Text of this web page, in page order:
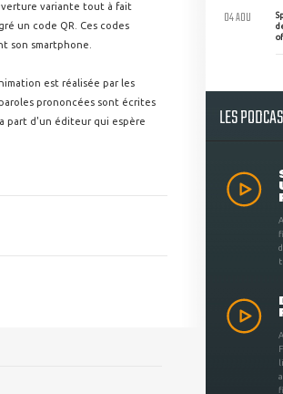
variante tout à fait
un code QR. Ces codes
son smartphone.
est réalisée par les
prononcées sont écrites
part d'un éditeur qui espère
04 AOU
LES